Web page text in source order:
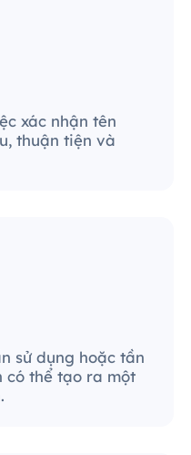
xác nhận tên
thuận tiện và
sử dụng hoặc tần
có thể tạo ra một